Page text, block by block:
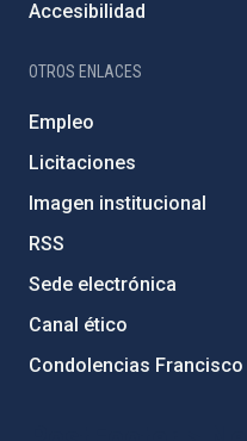
Accesibilidad
OTROS ENLACES
Empleo
Licitaciones
Imagen institucional
RSS
Sede electrónica
Canal ético
Condolencias Francisco